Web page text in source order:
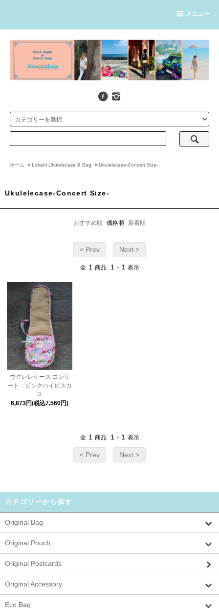
メニュー
ホーム > Lokahi Ukulelecase & Bag > Ukulelecase-Concert Size-
Ukulelecase-Concert Size-
おすすめ順 価格順 新着順
< Prev Next >
全 1 商品 1 - 1 表示
ウクレレケース コンサ
ート ピンクハイビスカ
ス
6,873円(税込7,560円)
全 1 商品 1 - 1 表示
< Prev Next >
カテゴリーから探す
Original Bag
Original Pouch
Original Postcards
Original Accessory
Eco Bag